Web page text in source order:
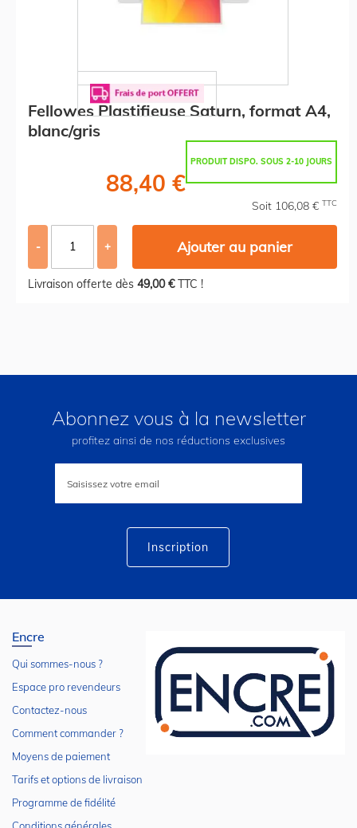
Fellowes Plastifieuse Saturn, format A4,
blanc/gris
PRODUIT DISPO. SOUS 2-10 JOURS
88,40 €
Soit 106,08 € TTC
- + Ajouter au panier
Livraison offerte dès 49,00 €TTC !
Abonnez vous à la newsletter
profitez ainsi de nos réductions exclusives
lettre
Inscription
Encre
Qui sommes-nous ?
Espace pro revendeurs
Contactez-nous
Comment commander ?
Moyens de paiement
Tarifs et options de livraison
Programme de fidélité